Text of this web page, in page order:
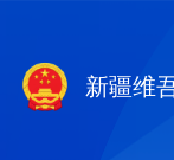
新疆维